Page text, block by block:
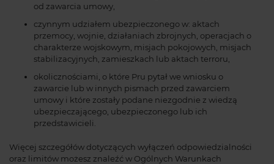
od zawarcia umowy,
czynnym udziałem ubezpieczonego w: aktach
przemocy, wojnie, działaniach zbrojnych, operacjach o
charakterze wojskowym, misjach pokojowych, misjach
stabilizacyjnych, zamieszkach lub aktach terroru,
okolicznościami, o które Pru pytał we wniosku o
zawarcie lub w innych pismach przed zawarciem
umowy i które zostały podane niezgodnie z wiedzą
ubezpieczającego, ubezpieczonego lub ich
przedstawicieli.
Więcej szczegółów dotyczących wyłączeń odpowiedzialności
oraz limitów możesz znaleźć w Ogólnych Warunkach